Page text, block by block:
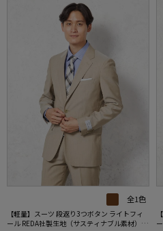
全1色
【軽量】スーツ 段返り3つボタン ライトフィ
ール REDA社製生地（サスティナブル素材） 無